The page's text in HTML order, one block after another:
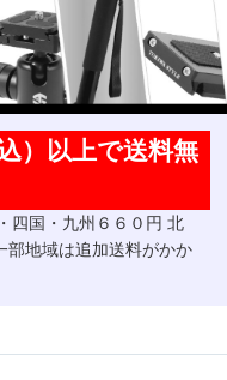
）以上で送料無
四国・九州６６０円 北
地域は追加送料がかか